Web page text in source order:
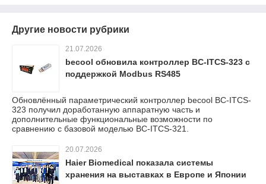
Другие новости рубрики
21.07.2026
becool обновила контроллер BC-ITCS-323 с
поддержкой Modbus RS485
Обновлённый параметрический контроллер becool BC-ITCS-
323 получил доработанную аппаратную часть и
дополнительные функциональные возможности по
сравнению с базовой моделью BC-ITCS-321.
20.07.2026
Haier Biomedical показала системы
хранения на выставках в Европе и Японии